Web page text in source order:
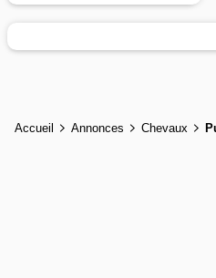
Accueil Annonces Chevaux